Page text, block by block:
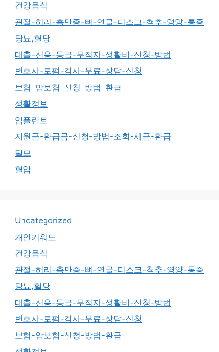
건강음식
관절-허리-측만증-뼈-연골-디스크-척추-영양-통증
당뇨,혈당
대출-신용-등급-무직자-생활비-신청-방법
변호사-로펌-검사-무료-상담-신청
보험-암보험-신청-방법-환급
생활정보
임플란트
지원금-환급금-신청-방법-조회-세금-환급
탈모
혈압
Uncategorized
개인키워드
건강음식
관절-허리-측만증-뼈-연골-디스크-척추-영양-통증
당뇨,혈당
대출-신용-등급-무직자-생활비-신청-방법
변호사-로펌-검사-무료-상담-신청
보험-암보험-신청-방법-환급